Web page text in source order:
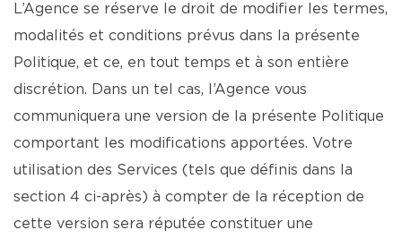
L’Agence se réserve le droit de modifier les termes,
modalités et conditions prévus dans la présente
Politique, et ce, en tout temps et à son entière
discrétion. Dans un tel cas, l’Agence vous
communiquera une version de la présente Politique
comportant les modifications apportées. Votre
utilisation des Services (tels que définis dans la
section 4 ci-après) à compter de la réception de
cette version sera réputée constituer une